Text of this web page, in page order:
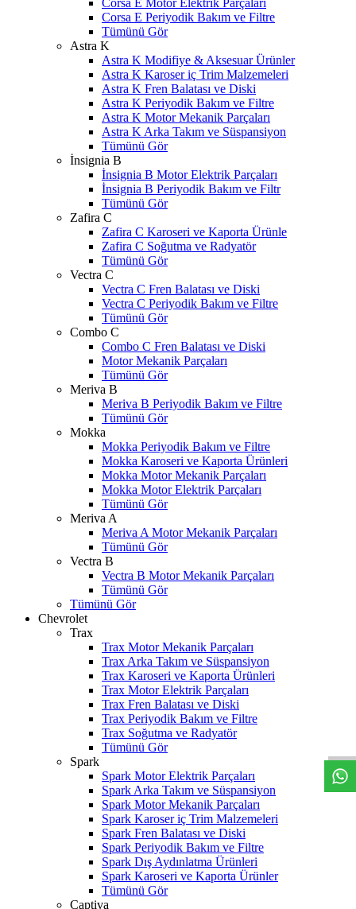
Corsa E Motor Elektrik Parçaları
Corsa E Periyodik Bakım ve Filtre
Tümünü Gör
Astra K
Astra K Modifiye & Aksesuar Ürünler
Astra K Karoser iç Trim Malzemeleri
Astra K Fren Balatası ve Diski
Astra K Periyodik Bakım ve Filtre
Astra K Motor Mekanik Parçaları
Astra K Arka Takım ve Süspansiyon
Tümünü Gör
İnsignia B
İnsignia B Motor Elektrik Parçaları
İnsignia B Periyodik Bakım ve Filtr
Tümünü Gör
Zafira C
Zafira C Karoseri ve Kaporta Ürünle
Zafira C Soğutma ve Radyatör
Tümünü Gör
Vectra C
Vectra C Fren Balatası ve Diski
Vectra C Periyodik Bakım ve Filtre
Tümünü Gör
Combo C
Combo C Fren Balatası ve Diski
Motor Mekanik Parçaları
Tümünü Gör
Meriva B
Meriva B Periyodik Bakım ve Filtre
Tümünü Gör
Mokka
Mokka Periyodik Bakım ve Filtre
Mokka Karoseri ve Kaporta Ürünleri
Mokka Motor Mekanik Parçaları
Mokka Motor Elektrik Parçaları
Tümünü Gör
Meriva A
Meriva A Motor Mekanik Parçaları
Tümünü Gör
Vectra B
Vectra B Motor Mekanik Parçaları
Tümünü Gör
Tümünü Gör
Chevrolet
Trax
Trax Motor Mekanik Parçaları
Trax Arka Takım ve Süspansiyon
Trax Karoseri ve Kaporta Ürünleri
Trax Motor Elektrik Parçaları
Trax Fren Balatası ve Diski
Trax Periyodik Bakım ve Filtre
Trax Soğutma ve Radyatör
Tümünü Gör
Spark
Spark Motor Elektrik Parçaları
Spark Arka Takım ve Süspansiyon
Spark Motor Mekanik Parçaları
Spark Karoser iç Trim Malzemeleri
Spark Fren Balatası ve Diski
Spark Periyodik Bakım ve Filtre
Spark Dış Aydınlatma Ürünleri
Spark Karoseri ve Kaporta Ürünler
Tümünü Gör
Captiva